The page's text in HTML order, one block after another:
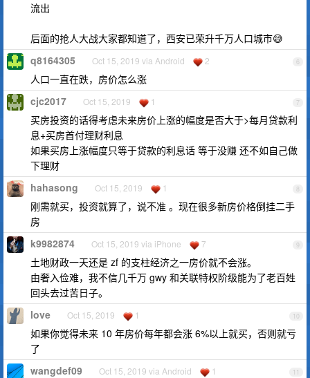
流出
后面的抢人大战大家都知道了，西安已荣升千万人口城市😅
6
q8164305 Oct 15, 2019 via Android 2
人口一直在跌，房价怎么涨
7
cjc2017 Oct 15, 2019 1
买房投资的话得考虑未来房价上涨的幅度是否大于>每月贷款利
息+买房首付理财利息
如果买房上涨幅度只等于贷款的利息话 等于没赚 还不如自己做
下理财
8
hahasong Oct 15, 2019 1
刚需就买，投资就算了，说不准 。现在很多新房价格倒挂二手
房
9
k9982874 Oct 15, 2019 via iPhone 7
土地财政一天还是 zf 的支柱经济之一房价就不会涨。
由奢入俭难，我不信几千万 gwy 和关联特权阶级能为了老百姓
回头去过苦日子。
10
love Oct 15, 2019 1
如果你觉得未来 10 年房价每年都会涨 6%以上就买，否则就亏
了
11
wangdef09 Oct 15, 2019 via Android 1